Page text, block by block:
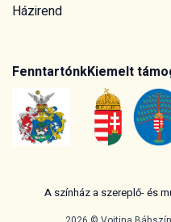
Házirend
FenntartónkKiemelt
A színház a szereplő- és